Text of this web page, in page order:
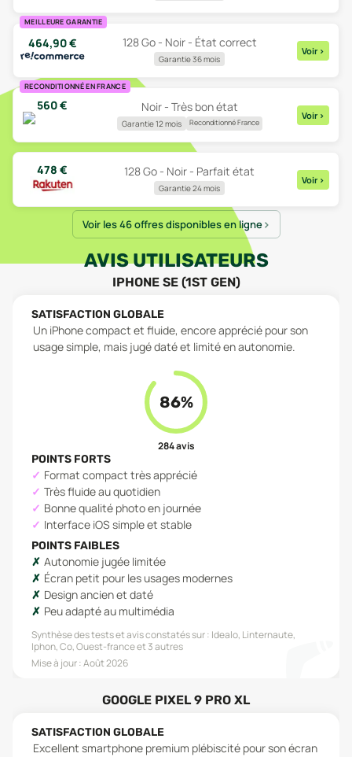
MEILLEURE GARANTIE
464,90€ 128 Go - Noir - État correct
Garantie 36 mois
Voir >
RECONDITIONNÉ EN FRANCE
560€ Noir - Très bon état
Garantie 12 mois Reconditionné France
Voir >
478 € 128 Go - Noir - Parfait état
Garantie 24 mois
Voir >
Voir les 46 offres disponibles en ligne
AVIS UTILISATEURS
IPHONE SE (1ST GEN)
SATISFACTION GLOBALE
Un iPhone compact et fluide, encore apprécié pour son
usage simple, mais jugé daté et limité en autonomie.
86%
284avis
POINTS FORTS
Format compact très apprécié
Très fluide au quotidien
Bonne qualité photo en journée
Interface iOS simple et stable
POINTS FAIBLES
Autonomie jugée limitée
Écran petit pour les usages modernes
Design ancien et daté
Peu adapté au multimédia
Synthèse des tests et avis constatés sur : Idealo, Linternaute,
Iphon, Co, Ouest-franceet 3 autres
Mise à jour :Août 2026
GOOGLE PIXEL 9 PRO XL
SATISFACTION GLOBALE
Excellent smartphone premium plébiscité pour son écran